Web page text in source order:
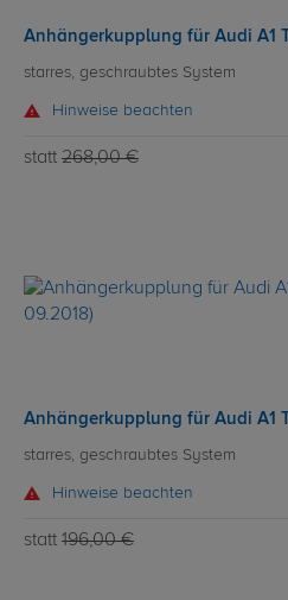
Anhängerkupplung für Audi A1
starres, geschraubtes System
Hinweise beachten
statt 268,00 €
Anhängerkupplung für Audi A1
starres, geschraubtes System
Hinweise beachten
statt 196,00 €